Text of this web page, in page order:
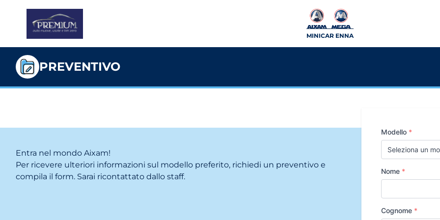
MINICAR ENNA
PREVENTIVO
Entra nel mondo Aixam!
Per ricevere ulteriori informazioni sul modello preferito, richiedi un preventivo e
compila il form. Sarai ricontattato dallo staff.
Modello *
Nome *
Cognome *